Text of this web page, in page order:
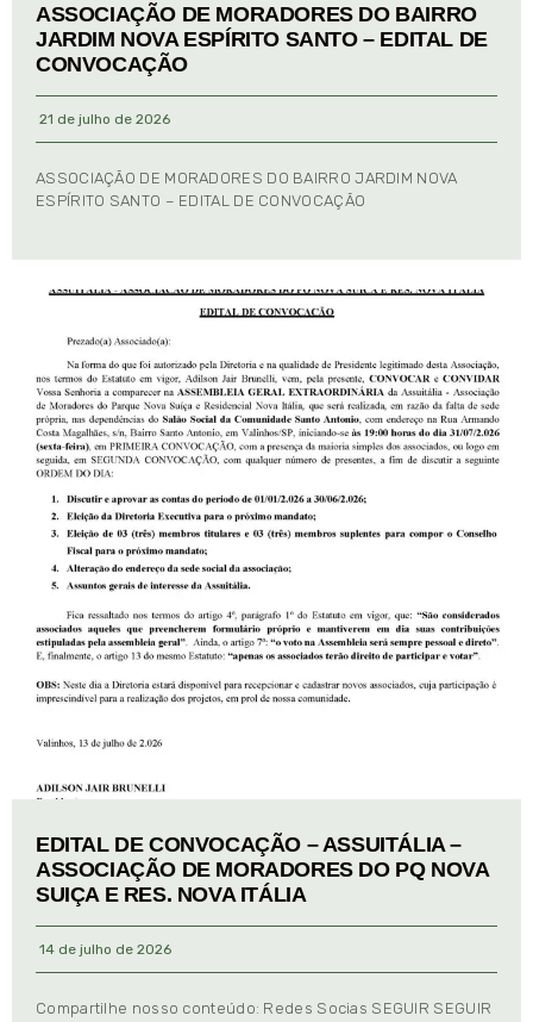
ASSOCIAÇÃO DE MORADORES DO BAIRRO
JARDIM NOVA ESPÍRITO SANTO – EDITAL DE
CONVOCAÇÃO
21 de julho de 2026
ASSOCIAÇÃO DE MORADORES DO BAIRRO JARDIM NOVA
ESPÍRITO SANTO – EDITAL DE CONVOCAÇÃO
EDITAL DE CONVOCAÇÃO – ASSUITÁLIA –
ASSOCIAÇÃO DE MORADORES DO PQ NOVA
SUIÇA E RES. NOVA ITÁLIA
14 de julho de 2026
Compartilhe nosso conteúdo: Redes Socias SEGUIR SEGUIR